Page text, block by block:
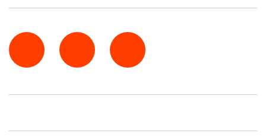
Twitter